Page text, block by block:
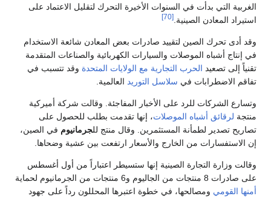
الغربية التي بدأت في السنوات الأخيرة التحرك لتقليل الاعتماد على
استيراد المعادن الصينية. [70]
وقد أدى تحرك الصين لتقييد صادرات بعض المعادن شائعة الاستخدام
في إنتاج أشباه الموصلات والسيارات الكهربائية والصناعات المتقدمة
تقنياً إلى تصعيد الحرب التجارية مع الولايات المتحدة وقد تتسبب في
تفاقم الاضطرابات في سلاسل التوريد العالمية.
وتسارع الشركات للرد على الأخبار المفاجئة. وقالت شركة أميركية
منتجة لرقائق أشباه الموصلات، إنها تقدمت بطلب للحصول على
تصاريح تصدير لطمأنة المستثمرين. وقال منتج للجرمانيوم في الصين،
إن الاستفسارات من الخارج والأسعار ارتفعت بين عشية وضحاها.
وقالت وزارة التجارة الصينية إنها ستسيطر اعتباراً من أول أغسطس
على صادرات 8 منتجات من الجاليوم و6 منتجات من الجرمانيوم لحماية
أمنها القومي ومصالحها، في خطوة اعتبرها المحللون رداً على جهود